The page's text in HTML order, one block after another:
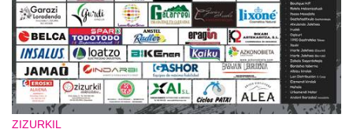
ZIZURKIL